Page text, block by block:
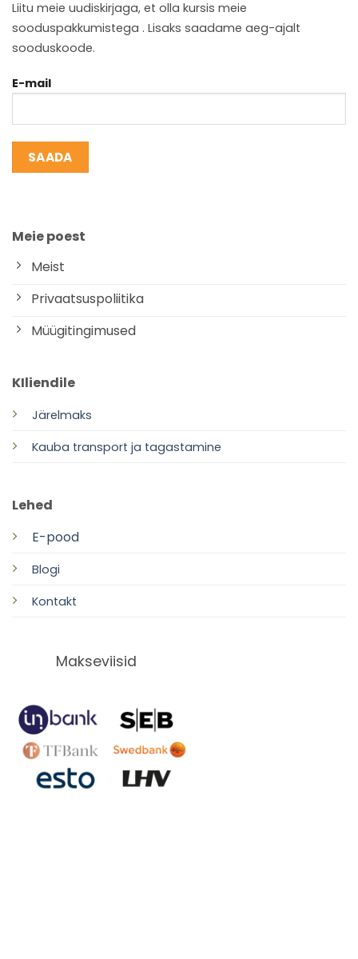
Liitu meie uudiskirjaga, et olla kursis meie
sooduspakkumistega . Lisaks saadame aeg-ajalt
sooduskoode.
E-mail
KIliendile
Järelmaks
Kauba transport ja tagastamine
Lehed
E-pood
Blogi
Kontakt
Makseviisid
Meie poest
Meist
Privaatsuspoliitika
Müügitingimused